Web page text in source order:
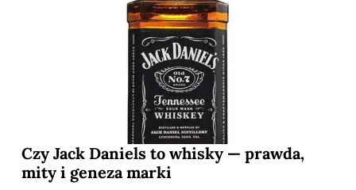
Czy Jack Daniels to whisky — prawda,
mity i geneza marki